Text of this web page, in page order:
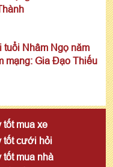
tuổi Nhâm Ngọ năm
mạng: Gia Đạo Thiếu
tốt mua xe
tốt cưới hỏi
tốt mua nhà